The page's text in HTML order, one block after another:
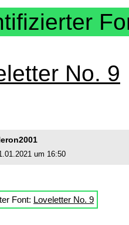
No. 9
um 16:50
Font: Loveletter No. 9